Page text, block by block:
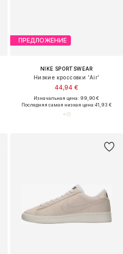
ПРЕДЛОЖЕНИЕ
NIKE SPORTSWEAR
Низкие кроссовки 'Air'
44,94 €
Изначальная цена: 99,90 €
Последняя самая низкая цена:41,93 €